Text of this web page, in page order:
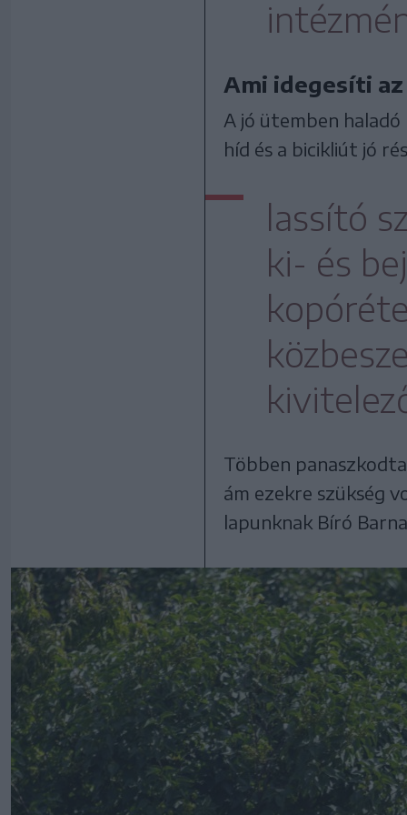
Ami idegesíti
A jó ütemben
híd és a bicikliút jó
lassító
ki- és
Többen
ám ezekre szükség
lapunknak Bíró